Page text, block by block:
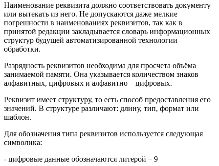
Наименование реквизита должно соответствовать документу
или вытекать из него. Не допускаются даже мелкие
погрешности в наименованиях реквизитов, так как в
принятой редакции закладывается словарь информационных
структур будущей автоматизированной технологии
обработки.
Разрядность реквизитов необходима для просчета объёма
занимаемой памяти. Она указывается количеством знаков
алфавитных, цифровых и алфавитно – цифровых.
Реквизит имеет структуру, то есть способ предоставления его
значений. В структуре различают: длину, тип, формат или
шаблон.
Для обозначения типа реквизитов используется следующая
символика:
- цифровые данные обозначаются литерой – 9